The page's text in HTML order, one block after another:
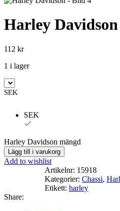
Harley Davidson
112 kr
1 i lager
SEK
SEK
Harley Davidson mängd
Lägg till i varukorg
Add to wishlist
Artikelnr: 15918
Kategorier: Chassi,
Etikett: harley
Share: